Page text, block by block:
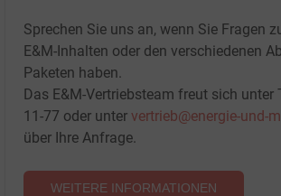
Sprechen Sie uns an, wenn Sie Fragen
E&M-Inhalten oder den verschiedenen
Paketen haben.
Das E&M-Vertriebsteam freut sich unter
11-77 oder unter vertrieb@energie-und-
über Ihre Anfrage.
WEITERE INFORMATIONEN